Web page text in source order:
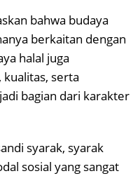
bahwa budaya
berkaitan dengan
halal juga
serta
bagian dari karakter
syarak, syarak
sosial yang sangat